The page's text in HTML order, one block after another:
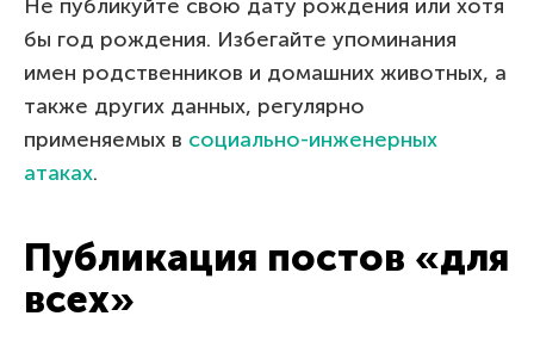
Не публикуйте свою дату рождения или хотя
бы год рождения. Избегайте упоминания
имен родственников и домашних животных, а
также других данных, регулярно
применяемых в социально-инженерных
атаках.
Публикация постов «для
всех»